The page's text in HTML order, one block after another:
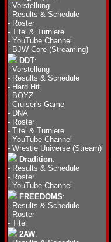
- Vorstellung
- Results & Schedule
- Roster
- Titel & Turniere
- YouTube Channel
- BJW Core (Streaming)
DDT:
- Vorstellung
- Results & Schedule
- Hard Hit
- BOYZ
- Cruiser's Game
- DNA
- Roster
- Titel & Turniere
- YouTube Channel
- Wrestle Universe (Stream)
Dradition:
- Results & Schedule
- Roster
- YouTube Channel
FREEDOMS:
- Results & Schedule
- Roster
- Titel
2AW: